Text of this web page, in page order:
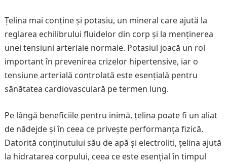
Țelina mai conține și potasiu, un mineral care ajută la
reglarea echilibrului fluidelor din corp și la menținerea
unei tensiuni arteriale normale. Potasiul joacă un rol
important în prevenirea crizelor hipertensive, iar o
tensiune arterială controlată este esențială pentru
sănătatea cardiovasculară pe termen lung.
Pe lângă beneficiile pentru inimă, țelina poate fi un aliat
de nădejde și în ceea ce privește performanța fizică.
Datorită conținutului său de apă și electroliti, țelina ajută
la hidratarea corpului, ceea ce este esențial în timpul